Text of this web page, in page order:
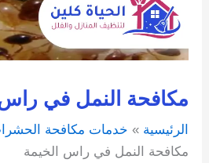
مكافحة النمل في راس
الرئيسية
خدمات مكافحة
مكافحة النمل في راس الخيمة